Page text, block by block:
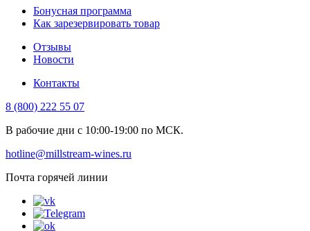
Бонусная программа
Как зарезервировать товар
Отзывы
Новости
Контакты
8 (800) 222 55 07
В рабочие дни с 10:00-19:00 по МСК.
hotline@millstream-wines.ru
Почта горячей линии